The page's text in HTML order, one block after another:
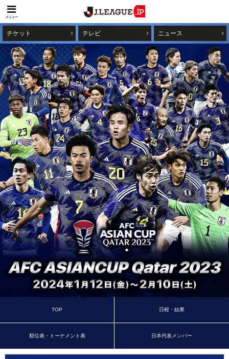
メニュー
チケット テレビ ニュース
TOP 日程・結果
順位表・トーナメント表 日本代表メンバー